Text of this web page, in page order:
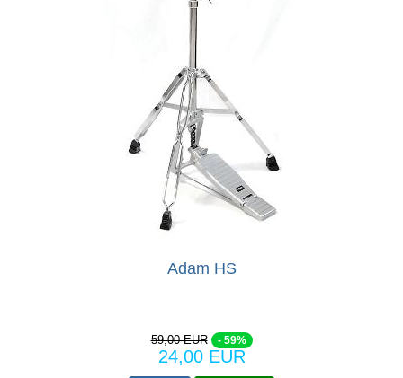
Adam HS
59,00 EUR - 59%
24,00 EUR